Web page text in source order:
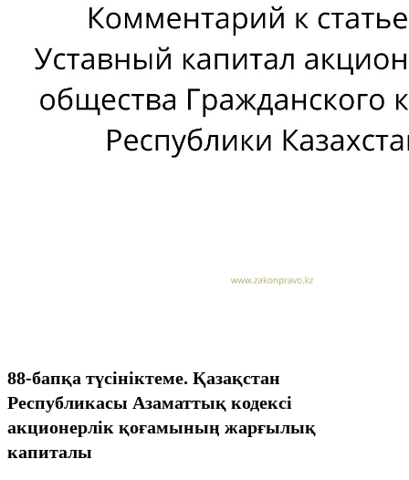
88-бапқа түсініктеме. Қазақстан
Республикасы Азаматтық кодексі
акционерлік қоғамының жарғылық
капиталы